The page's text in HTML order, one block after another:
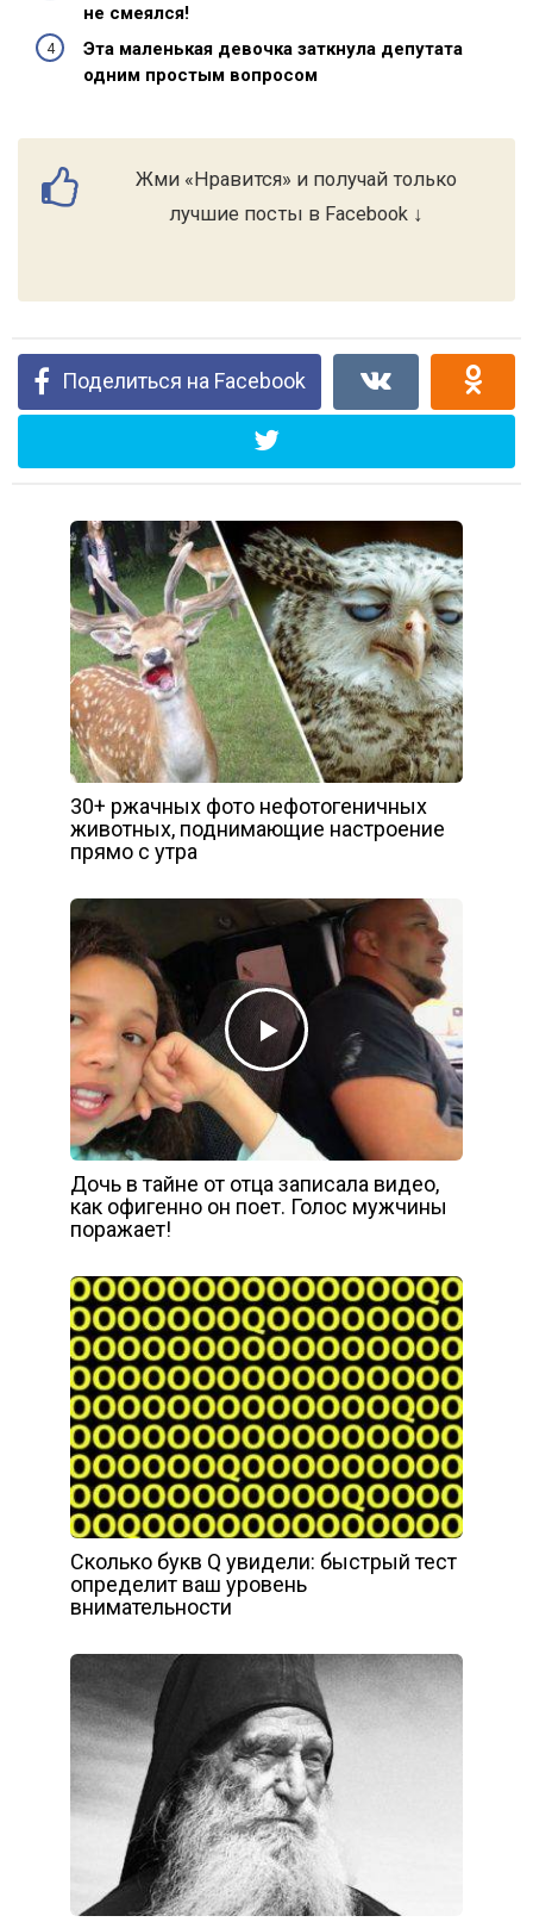
не смеялся!
Эта маленькая девочка заткнула депутата
одним простым вопросом
Жми «Нравится» и получай только
лучшие посты в Facebook ↓
Поделиться на Facebook
30+ ржачных фото нефотогеничных
животных, поднимающие настроение
прямо с утра
Дочь в тайне от отца записала видео,
как офигенно он поет. Голос мужчины
поражает!
Сколько букв Q увидели: быстрый тест
определит ваш уровень
внимательности